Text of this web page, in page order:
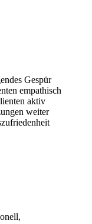
Gespür
empathisch
aktiv
weiter